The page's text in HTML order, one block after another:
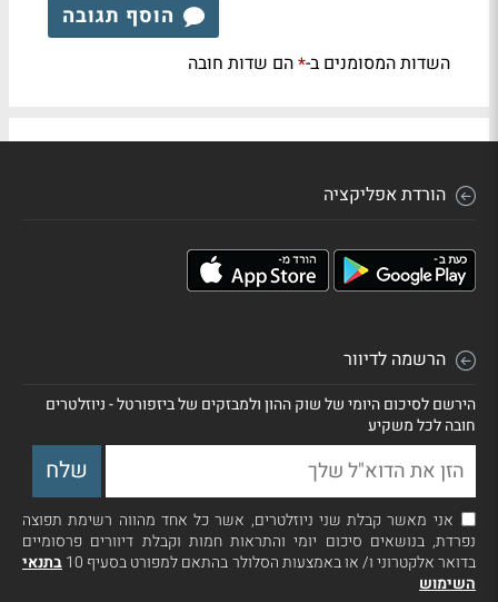
הוסף תגובה
השדות המסומנים ב-*הם שדות חובה
הורדת אפליקציה
הרשמה לדיוור
הירשם לסיכום היומי של שוק ההון ולמבזקים של ביזפורטל - ניוזלטרים
חובה לכל משקיע
אני מאשר קבלת שני ניוזלטרים, אשר כל אחד מהווה רשימת תפוצה
נפרדת, בנושאים סיכום יומי והתראות חמות וקבלת דיוורים פרסומיים
בדואר אלקטרוני ו/ או באמצעות הסלולר בהתאם למפורט בסעיף 10
בתנאי
השימוש